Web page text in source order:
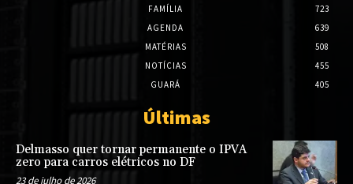
FAMÍLIA
723
AGENDA
639
MATÉRIAS
508
NOTÍCIAS
455
GUARÁ
405
Últimas
Delmasso quer tornar permanente o IPVA
zero para carros elétricos no DF
23 de julho de 2026